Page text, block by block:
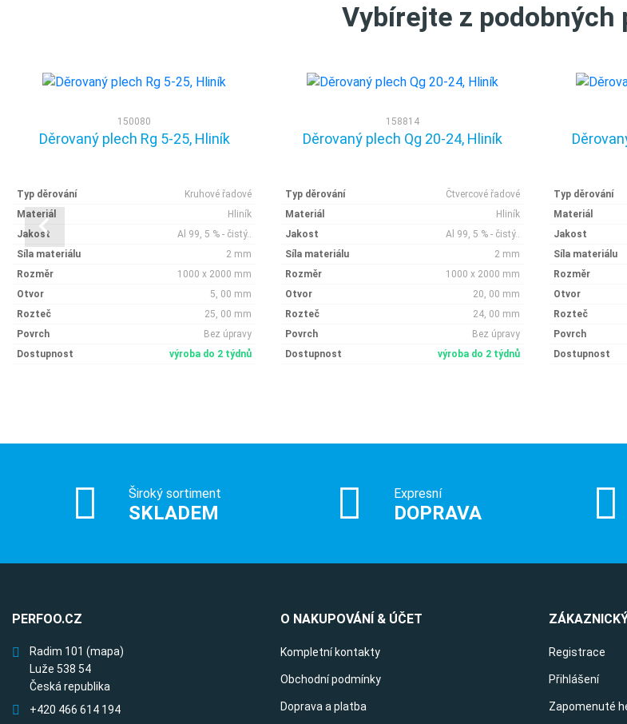
Vybírejte z podobných
150080
Děrovaný plech Rg 5-25, Hliník
Typ děrování
Kruhové řadové
Materiál
Hliník
Jakost
Al 99, 5 % - čistý..
Síla materiálu
2 mm
Rozměr
1000 x 2000 mm
Otvor
5, 00 mm
Rozteč
25, 00 mm
Povrch
Bez úpravy
Dostupnost
výroba do 2 týdnů
158814
Děrovaný plech Qg 20-24, Hliník
Typ děrování
Čtvercové řadové
Materiál
Hliník
Jakost
Al 99, 5 % - čistý..
Síla materiálu
2 mm
Rozměr
1000 x 2000 mm
Otvor
20, 00 mm
Rozteč
24, 00 mm
Povrch
Bez úpravy
Dostupnost
výroba do 2 týdnů
Typ děrování
Materiál
Jakost
Síla materiálu
Rozměr
Otvor
Rozteč
Povrch
Dostupnost
Široký sortiment
SKLADEM
Expresní
DOPRAVA
PERFOO.CZ
Radim 101 (mapa)
Luže 538 54
Česká republika
+420 466 614 194
O NAKUPOVÁNÍ & ÚČET
Kompletní kontakty
Obchodní podmínky
Doprava a platba
Registrace
Přihlášení
Zapomenuté